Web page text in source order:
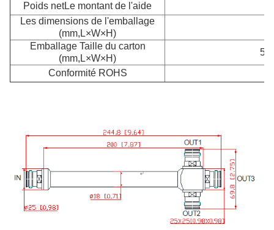
Poids netLe montant de l'aide
Les dimensions de l'emballage
(mm,L×W×H)
Emballage Taille du carton
(mm,L×W×H)
Conformité ROHS